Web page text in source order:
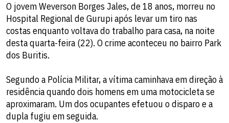
O jovem Weverson Borges Jales, de 18 anos, morreu no
Hospital Regional de Gurupi após levar um tiro nas
costas enquanto voltava do trabalho para casa, na noite
desta quarta-feira (22). O crime aconteceu no bairro Park
dos Buritis.
Segundo a Polícia Militar, a vítima caminhava em direção à
residência quando dois homens em uma motocicleta se
aproximaram. Um dos ocupantes efetuou o disparo e a
dupla fugiu em seguida.